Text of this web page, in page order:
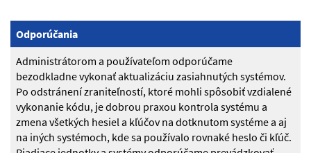
Odporúčania
Administrátorom a používateľom odporúčame
bezodkladne vykonať aktualizáciu zasiahnutých systémov.
Po odstránení zraniteľností, ktoré mohli spôsobiť vzdialené
vykonanie kódu, je dobrou praxou kontrola systému a
zmena všetkých hesiel a kľúčov na dotknutom systéme a aj
na iných systémoch, kde sa používalo rovnaké heslo či kľúč.